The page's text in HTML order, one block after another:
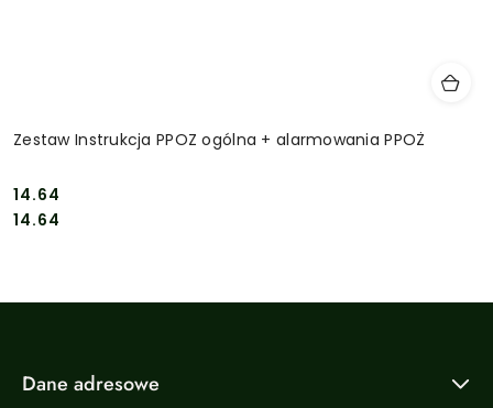
Zestaw Instrukcja PPOZ ogólna + alarmowania PPOŻ
Cena:
14.64
Cena:
14.64
Dane adresowe